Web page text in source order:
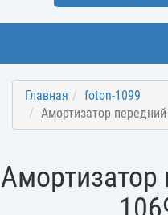
Главная
foton-1099
Амортизатор